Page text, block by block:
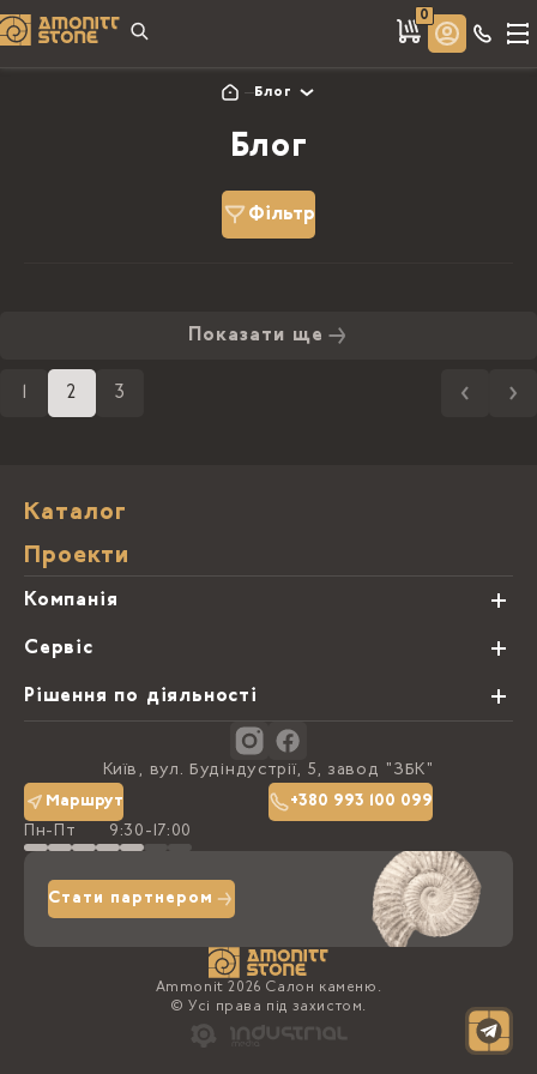
0
Блог
Блог
Фільтр
Показати ще
2 3
Каталог
Проекти
Компанія
Про нас
Блог
Контакти
Політика конфіденційності
Доставка та оплата
Сервіс
Види обробки каменю
Рішення по діяльності
Київ, вул. Будіндустрії, 5, завод "ЗБК"
Маршрут
+380 993 100 099
Пн-Пт
9:30-17:00
Стати партнером
Ammonit 2026 Салон каменю.
© Усі права під захистом.